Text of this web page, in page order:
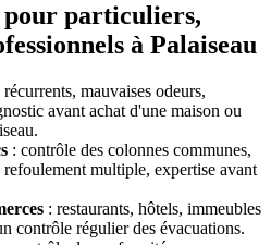
pour particuliers,
à Palaiseau
mauvaises odeurs,
avant achat d'une maison ou
: contrôle des colonnes communes,
multiple, expertise avant
: restaurants, hôtels, immeubles
contrôle régulier des évacuations.